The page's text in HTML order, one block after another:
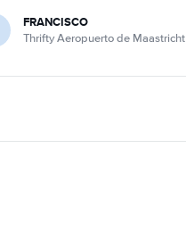
FRANCISCO
Thrifty Aeropuerto de Maastricht